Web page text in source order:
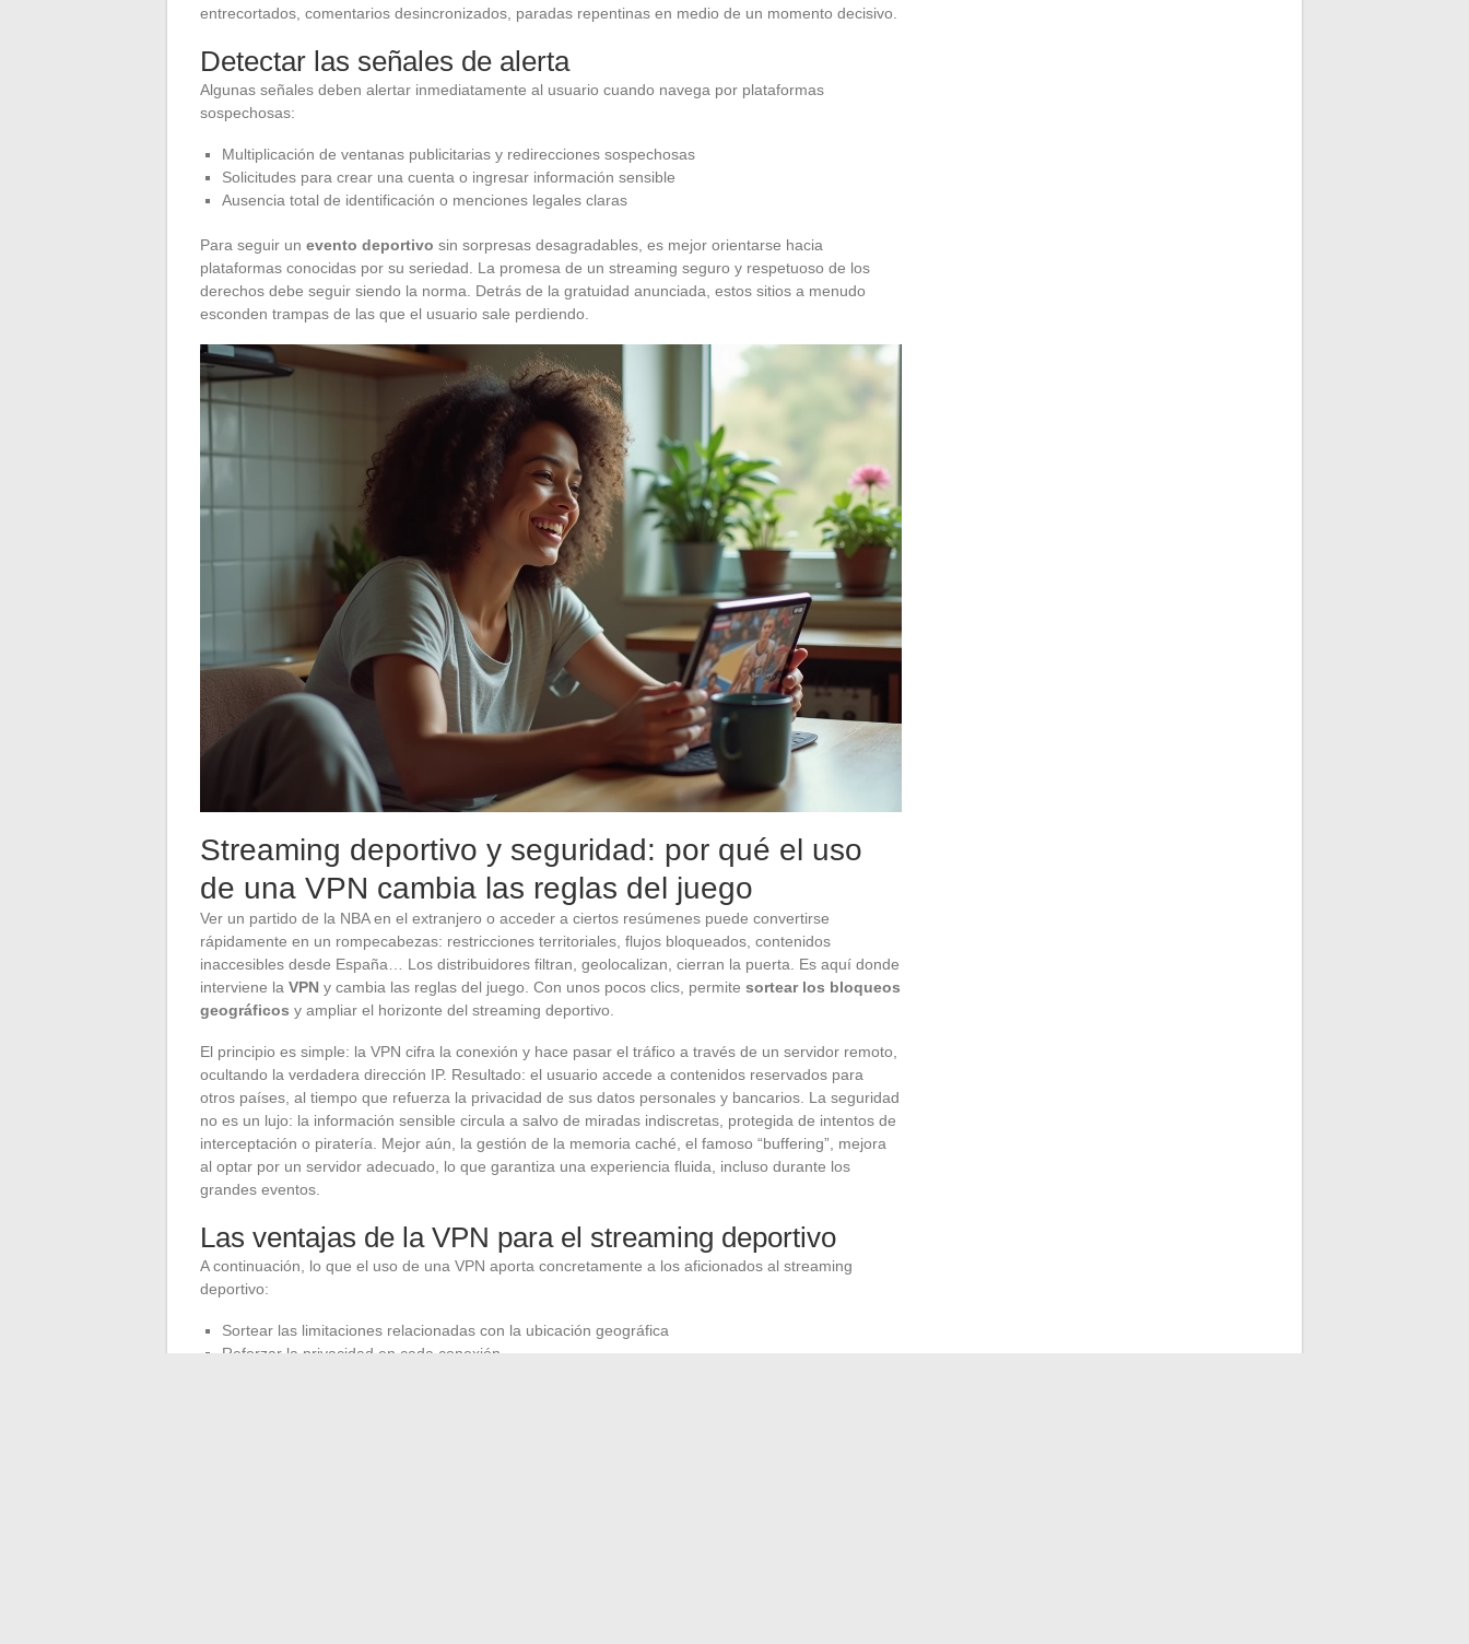
entrecortados, comentarios desincronizados, paradas repentinas en medio de un momento decisivo.
Detectar las señales de alerta
Algunas señales deben alertar inmediatamente al usuario cuando navega por plataformas
sospechosas:
Multiplicación de ventanas publicitarias y redirecciones sospechosas
Solicitudes para crear una cuenta o ingresar información sensible
Ausencia total de identificación o menciones legales claras
Para seguir un evento deportivo sin sorpresas desagradables, es mejor orientarse hacia
plataformas conocidas por su seriedad. La promesa de un streaming seguro y respetuoso de los
derechos debe seguir siendo la norma. Detrás de la gratuidad anunciada, estos sitios a menudo
esconden trampas de las que el usuario sale perdiendo.
Streaming deportivo y seguridad: por qué el uso
de una VPN cambia las reglas del juego
Ver un partido de la NBA en el extranjero o acceder a ciertos resúmenes puede convertirse
rápidamente en un rompecabezas: restricciones territoriales, flujos bloqueados, contenidos
inaccesibles desde España… Los distribuidores filtran, geolocalizan, cierran la puerta. Es aquí donde
interviene la VPN y cambia las reglas del juego. Con unos pocos clics, permite sortear los bloqueos
geográficos y ampliar el horizonte del streaming deportivo.
El principio es simple: la VPN cifra la conexión y hace pasar el tráfico a través de un servidor remoto,
ocultando la verdadera dirección IP. Resultado: el usuario accede a contenidos reservados para
otros países, al tiempo que refuerza la privacidad de sus datos personales y bancarios. La seguridad
no es un lujo: la información sensible circula a salvo de miradas indiscretas, protegida de intentos de
interceptación o piratería. Mejor aún, la gestión de la memoria caché, el famoso “buffering”, mejora
al optar por un servidor adecuado, lo que garantiza una experiencia fluida, incluso durante los
grandes eventos.
Las ventajas de la VPN para el streaming deportivo
A continuación, lo que el uso de una VPN aporta concretamente a los aficionados al streaming
deportivo:
Sortear las limitaciones relacionadas con la ubicación geográfica
Reforzar la privacidad en cada conexión